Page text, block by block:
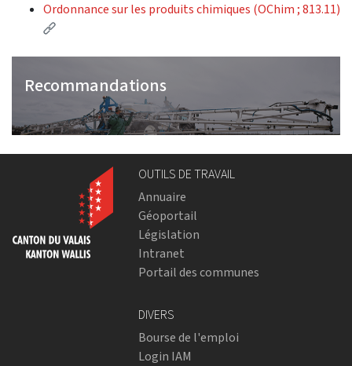
Ordonnance sur les produits chimiques (OChim ; 813.11)
(External link)
Recommandations
OUTILS DE TRAVAIL
Annuaire
Géoportail
Législation
Intranet
Portail des communes
DIVERS
Bourse de l'emploi
Login IAM